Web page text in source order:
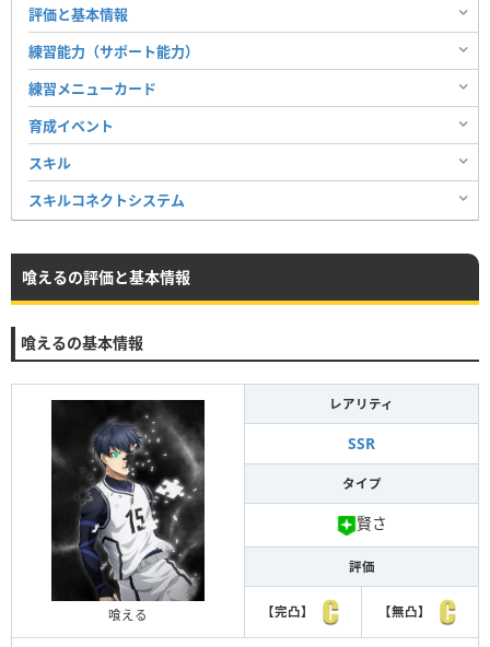
評価と基本情報
練習能力（サポート能力）
練習メニューカード
育成イベント
スキル
スキルコネクトシステム
喰えるの評価と基本情報
喰えるの基本情報
喰える
レアリティ
SSR
タイプ
賢さ
評価
【完凸】 【無凸】